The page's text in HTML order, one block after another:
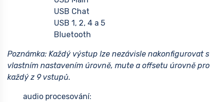
USB Chat
USB 1, 2, 4 a 5
Bluetooth
Poznámka: Každý výstup lze nezávisle nakonfigurovat s
vlastním nastavením úrovně, mute a offsetu úrovně pro
každý z 9 vstupů.
audio procesování: